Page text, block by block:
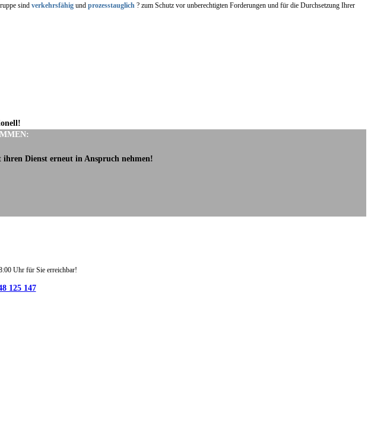
sind verkehrsfähig und prozesstauglich ? zum Schutz vor unberechtigten Forderungen und für die Durchsetzung Ihrer
Dienst erneut in Anspruch nehmen!
Uhr für Sie erreichbar!
125 147